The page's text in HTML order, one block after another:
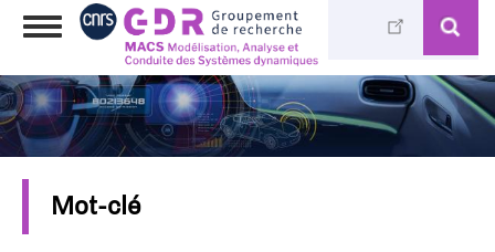
Skip
content
Toggle
Mot-clé